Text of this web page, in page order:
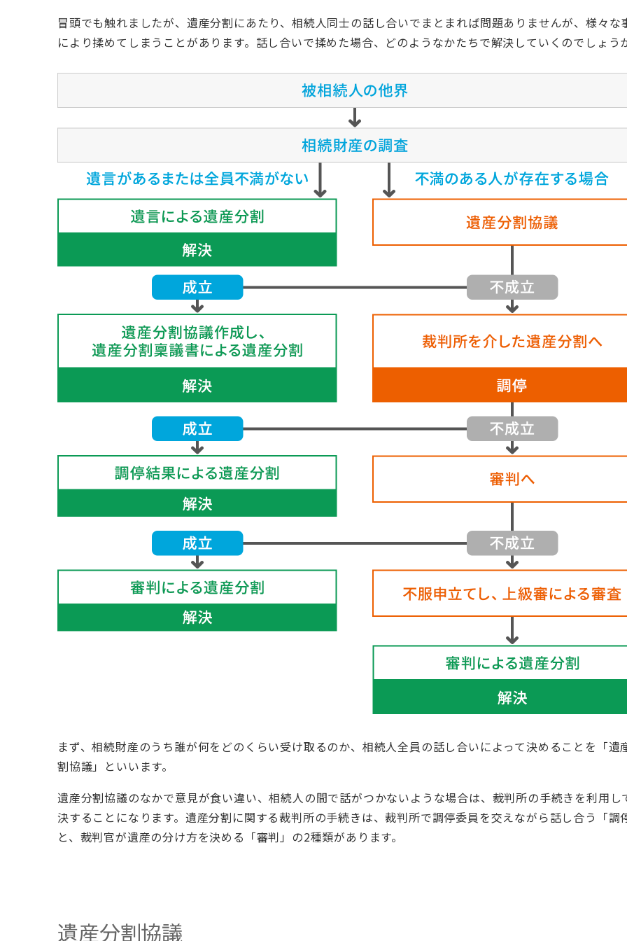
冒頭でも触れましたが、遺産分割にあたり、相続人同士の話し合いでまとまれば問題ありませんが、様々な
により揉めてしまうことがあります。話し合いで揉めた場合、どのようなかたちで解決していくのでしょう
まず、相続財産のうち誰が何をどのくらい受け取るのか、相続人全員の話し合いによって決めることを「遺
割協議」といいます。
遺産分割協議のなかで意見が食い違い、相続人の間で話がつかないような場合は、裁判所の手続きを利用し
決することになります。遺産分割に関する裁判所の手続きは、裁判所で調停委員を交えながら話し合う「調
と、裁判官が遺産の分け方を決める「審判」の2種類があります。
遺産分割協議